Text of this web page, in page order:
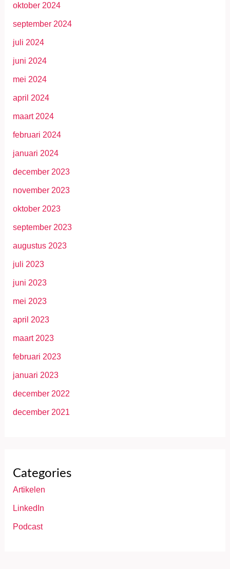
oktober 2024
september 2024
juli 2024
juni 2024
mei 2024
april 2024
maart 2024
februari 2024
januari 2024
december 2023
november 2023
oktober 2023
september 2023
augustus 2023
juli 2023
juni 2023
mei 2023
april 2023
maart 2023
februari 2023
januari 2023
december 2022
december 2021
Categories
Artikelen
LinkedIn
Podcast